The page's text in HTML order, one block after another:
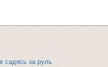
садясь за руль